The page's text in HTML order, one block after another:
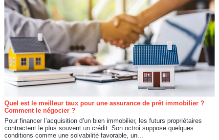
Quel est le meilleur taux pour une assurance de prêt immobilier ?
Comment le négocier ?
Pour financer l’acquisition d’un bien immobilier, les futurs propriétaires
contractent le plus souvent un crédit. Son octroi suppose quelques
conditions comme une solvabilité favorable, un...